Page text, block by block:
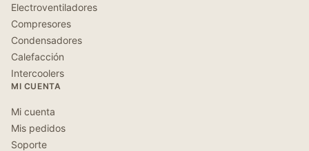
Electroventiladores
Compresores
Condensadores
Calefacción
Intercoolers
MI CUENTA
Mi cuenta
Mis pedidos
Soporte